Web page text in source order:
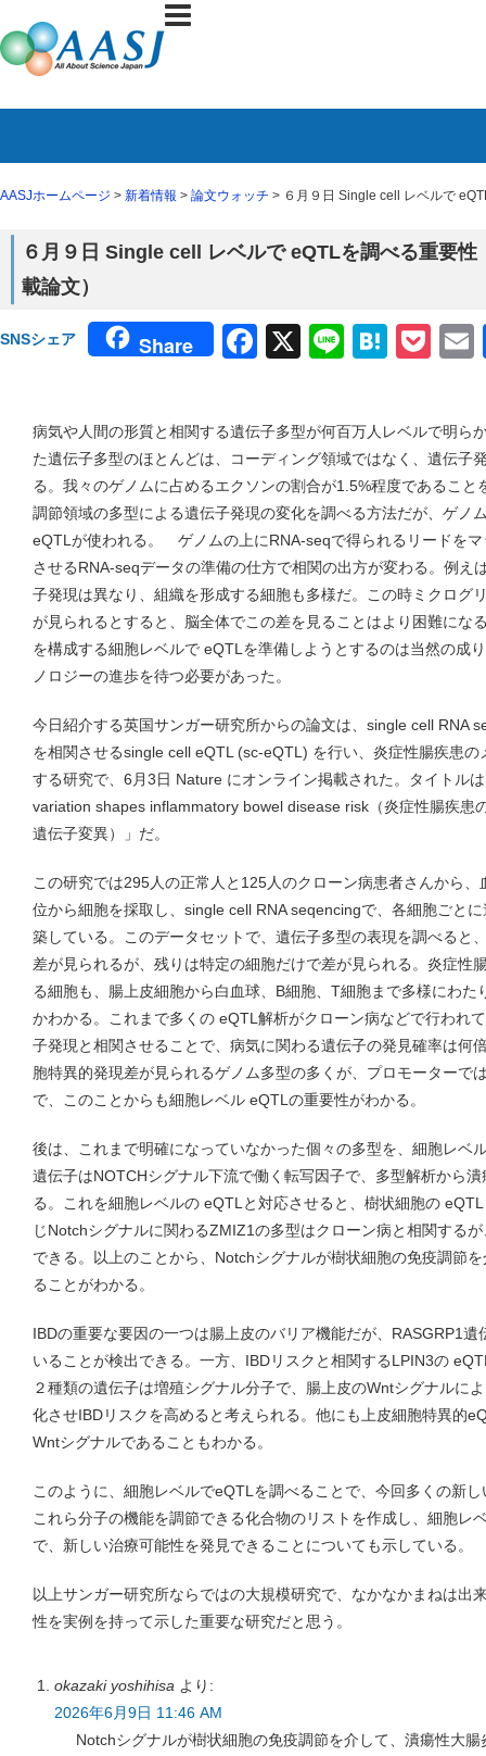
AASJホームページ > 新着情報 > 論文ウォッチ > ６月９日 Single cell レベルで
６月９日 Single cell レベルで eQTLを調べる重要
載論文）
SNSシェア Share Facebook
X Line
病気や人間の形質と相関する遺伝子多型が何百万人レベルで明ら
た遺伝子多型のほとんどは、コーディング領域ではなく、遺伝子
る。我々のゲノムに占めるエクソンの割合が1.5%程度であるこ
調節領域の多型による遺伝子発現の変化を調べる方法だが、ゲノ
eQTLが使われる。 ゲノムの上にRNA-seqで得られるリードを
させるRNA-seqデータの準備の仕方で相関の出方が変わる。例え
子発現は異なり、組織を形成する細胞も多様だ。この時ミクログ
が見られるとすると、脳全体でこの差を見ることはより困難にな
を構成する細胞レベルで eQTLを準備しようとするのは当然の成
ノロジーの進歩を待つ必要があった。
今日紹介する英国サンガー研究所からの論文は、single cell RNA
を相関させるsingle cell eQTL (sc-eQTL) を行い、炎症性腸疾患
する研究で、6月3日 Nature にオンライン掲載された。タイトル
variation shapes inflammatory bowel disease risk（炎症性腸疾患
遺伝子変異）」だ。
この研究では295人の正常人と125人のクローン病患者さんから
位から細胞を採取し、single cell RNA seqencingで、各細胞ごと
築している。このデータセットで、遺伝子多型の表現を調べると
差が見られるが、残りは特定の細胞だけで差が見られる。炎症性
る細胞も、腸上皮細胞から白血球、B細胞、T細胞まで多様にわ
かわかる。これまで多くの eQTL解析がクローン病などで行われ
子発現と相関させることで、病気に関わる遺伝子の発見確率は何
胞特異的発現差が見られるゲノム多型の多くが、プロモーターで
で、このことからも細胞レベル eQTLの重要性がわかる。
後は、これまで明確になっていなかった個々の多型を、細胞レベ
遺伝子はNOTCHシグナル下流で働く転写因子で、多型解析から
る。これを細胞レベルの eQTLと対応させると、樹状細胞の
じNotchシグナルに関わるZMIZ1の多型はクローン病と相関する
できる。以上のことから、Notchシグナルが樹状細胞の免疫調節
ることがわかる。
IBDの重要な要因の一つは腸上皮のバリア機能だが、RASGRP1
いることが検出できる。一方、IBDリスクと相関するLPIN3の
２種類の遺伝子は増殖シグナル分子で、腸上皮のWntシグナルに
化させIBDリスクを高めると考えられる。他にも上皮細胞特異的
Wntシグナルであることもわかる。
このように、細胞レベルでeQTLを調べることで、今回多くの新
これら分子の機能を調節できる化合物のリストを作成し、細胞レ
で、新しい治療可能性を発見できることについても示している。
以上サンガー研究所ならではの大規模研究で、なかなかまねは出
性を実例を持って示した重要な研究だと思う。
okazaki yoshihisa より:
2026年6月9日 11:46 AM
Notchシグナルが樹状細胞の免疫調節を介して、潰瘍性大